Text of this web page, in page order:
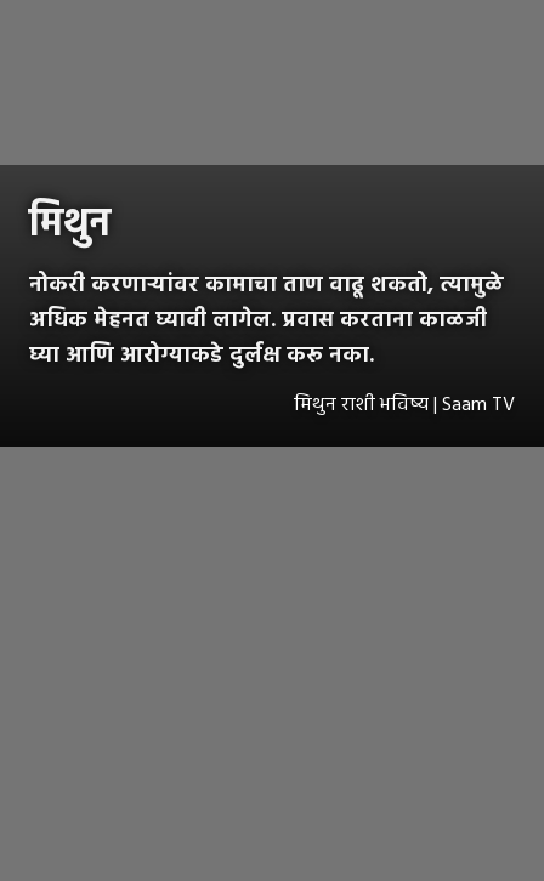
मिथुन
नोकरी करणाऱ्यांवर कामाचा ताण वाढू शकतो, त्यामुळे
अधिक मेहनत घ्यावी लागेल. प्रवास करताना काळजी
घ्या आणि आरोग्याकडे दुर्लक्ष करू नका.
मिथुन राशी भविष्य | Saam TV